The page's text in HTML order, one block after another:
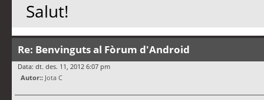
Salut!
Re: Benvinguts al Fòrum d'Android
Data: dt. des. 11, 2012 6:07 pm
Autor:: Jota C